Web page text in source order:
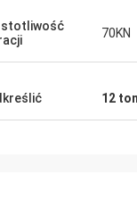
70KN
12